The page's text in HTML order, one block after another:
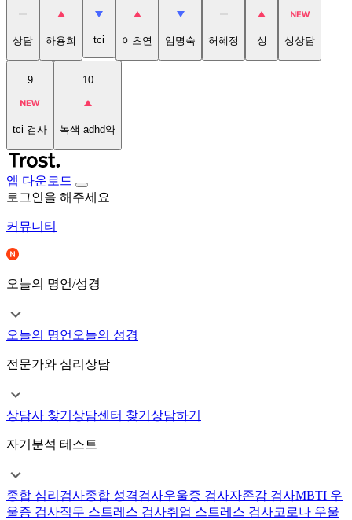
상담 하용희 tci 이초연 임명숙 허혜정 성 성상담
9
tci 검사
10
녹색 adhd약
앱 다운로드
로그인을 해주세요
커뮤니티
오늘의 명언/성경
오늘의 명언 오늘의 성경
전문가와 심리상담
상담사 찾기 상담센터 찾기 상담하기
자기분석 테스트
종합 심리검사종합 성격검사우울증 검사자존감 검사MBTI 우
울증 검사직무 스트레스 검사취업 스트레스 검사코로나 우울